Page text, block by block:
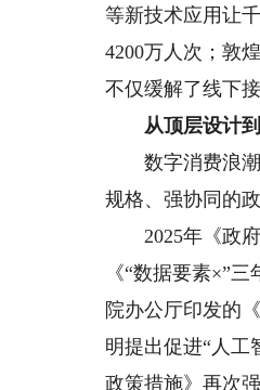
等新技术应用让
4200万人次；敦
不仅缓解了线下
从顶层设计
数字消费浪潮
规格、强协同的
2025年《政府
《“数据要素×”
院办公厅印发的
明提出促进“人工
政策措施》再次